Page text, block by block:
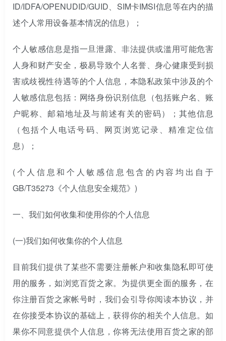
ID/IDFA/OPENUDID/GUID、SIM卡IMSI信息等在内的描
述个人常用设备基本情况的信息）；
个人敏感信息是指一旦泄露、非法提供或滥用可能危害
人身和财产安全，极易导致个人名誉、身心健康受到损
害或歧视性待遇等的个人信息，本隐私政策中涉及的个
人敏感信息包括：网络身份识别信息（包括账户名、账
户昵称、邮箱地址及与前述有关的密码）；其他信息
（包括个人电话号码、网页浏览记录、精准定位信
息）；
(个人信息和个人敏感信息包含的内容均出自于
GB/T35273《个人信息安全规范》)
一、 我们如何收集和使用你的个人信息
(一)我们如何收集你的个人信息
目前我们提供了某些不需要注册帐户和收集隐私即可使
用的服务，如浏览百货之家。为提供更全面的服务，在
你注册百货之家帐号时，我们会引导你阅读本协议，并
在你接受本协议的基础上，获得你的相关个人信息。如
果你不同意提供个人信息，你将无法使用百货之家的部